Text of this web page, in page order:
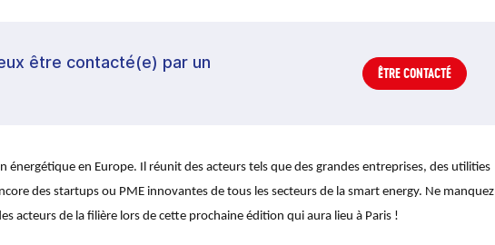
être contacté(e) par un
ÊTRE CONTACTÉ
énergétique en Europe. Il réunit des acteurs tels que des grandes entreprises, des utilities
des startups ou PME innovantes de tous les secteurs de la smart energy. Ne manquez
acteurs de la filière lors de cette prochaine édition qui aura lieu à Paris !